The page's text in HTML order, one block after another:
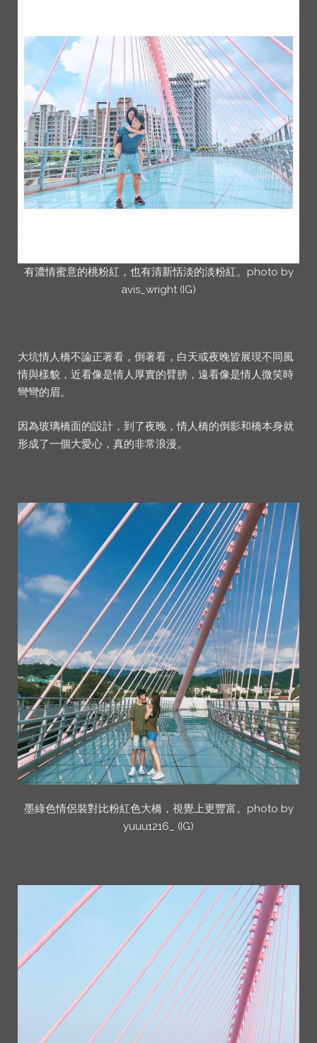
有濃情蜜意的桃粉紅，也有清新恬淡的淡粉紅。photo by
avis_wright (IG)
大坑情人橋不論正著看，倒著看，白天或夜晚皆展現不同風
情與樣貌，近看像是情人厚實的臂膀，遠看像是情人微笑時
彎彎的眉。
因為玻璃橋面的設計，到了夜晚，情人橋的倒影和橋本身就
形成了一個大愛心，真的非常浪漫。
墨綠色情侶裝對比粉紅色大橋，視覺上更豐富。photo by
yuuu1216_ (IG)